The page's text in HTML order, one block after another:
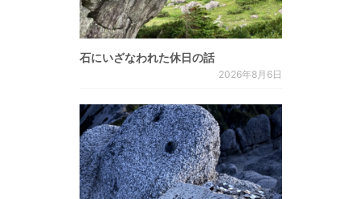
石にいざなわれた休日の話
2026年8月6日